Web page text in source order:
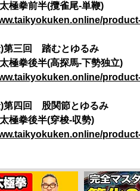
極拳前半(攬雀尾-単鞭)
第三回 踏むとゆるみ
極拳後半(高探馬-下勢独立)
第四回 股関節とゆるみ
極拳後半(穿梭-収勢)